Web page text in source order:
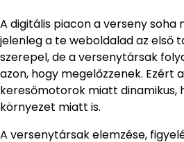
A digitális piacon a verseny soha
jelenleg a te weboldalad az első
szerepel, de a versenytársak
azon, hogy megelőzzenek. Ezért
keresőmotorok miatt dinamikus,
környezet miatt is.
A versenytársak elemzése,